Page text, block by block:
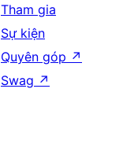
Tham gia
Sự kiện
Quyên góp ↗
Swag ↗